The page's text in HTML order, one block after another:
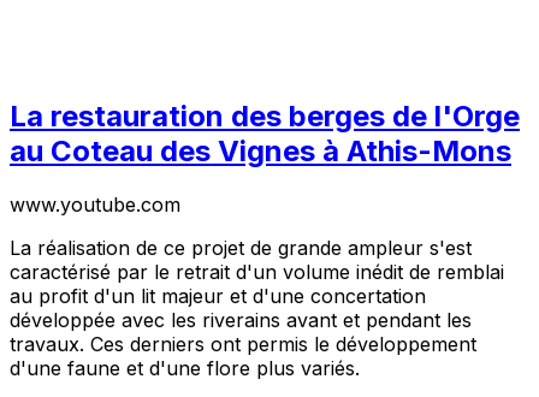
La restauration des berges de l'Orge
au Coteau des Vignes à Athis-Mons
www.youtube.com
La réalisation de ce projet de grande ampleur s'est
caractérisé par le retrait d'un volume inédit de remblai
au profit d'un lit majeur et d'une concertation
développée avec les riverains avant et pendant les
travaux. Ces derniers ont permis le développement
d'une faune et d'une flore plus variés.